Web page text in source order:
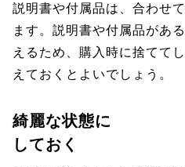
説明書や付属品は、合わせ
ます。説明書や付属品があ
えるため、購入時に捨てて
えておくとよいでしょう。
綺麗な状態に
しておく